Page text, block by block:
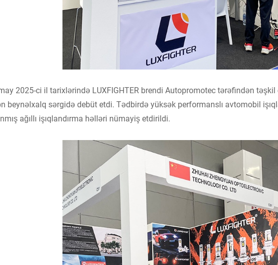
2025-ci il tarixlərində LUXFIGHTER brendi Autopromotec tərəfindən
beynəlxalq sərgidə debüt etdi. Tədbirdə yüksək performanslı avtomobil
ağıllı işıqlandırma həlləri nümayiş etdirildi.